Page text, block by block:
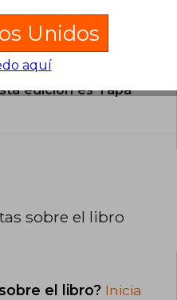
de este libro?
edición es Tapa
sobre el libro
el libro? Inicia
Unidos
aquí